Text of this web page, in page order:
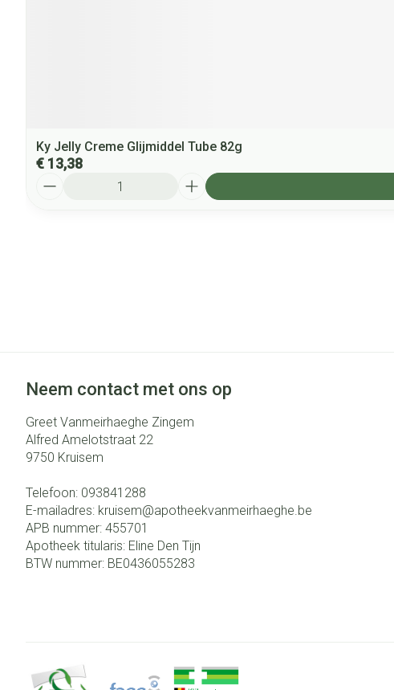
Ky Jelly Creme Glijmiddel Tube 82g
€ 13,38
Neem contact met ons op
Greet Vanmeirhaeghe Zingem
Alfred Amelotstraat 22
9750 Kruisem
Telefoon: 093841288
E-mailadres: kruisem@apotheekvanmeirhaeghe.be
APB nummer: 455701
Apotheek titularis: Eline Den Tijn
BTW nummer: BE0436055283